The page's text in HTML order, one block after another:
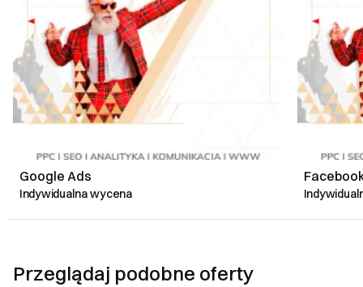
Google Ads
Indywidualna wycena
Przeglądaj podobne oferty